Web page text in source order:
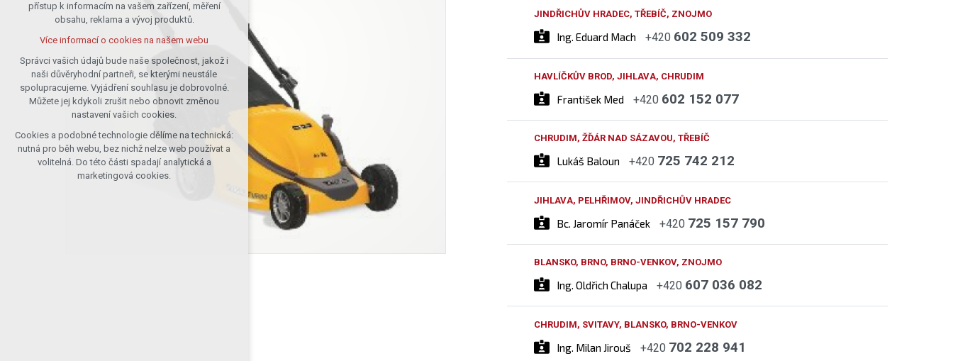
Ing. Eduard Mach
JINDŘICHŮV HRADEC, TŘEBÍČ, ZNOJMO
+420 602 509 332
František Med
HAVLÍČKŮV BROD, JIHLAVA, CHRUDIM
+420 602 152 077
Lukáš Baloun
CHRUDIM, ŽĎÁR NAD SÁZAVOU, TŘEBÍČ
+420 725 742 212
Bc. Jaromír Panáček
JIHLAVA, PELHŘIMOV, JINDŘICHŮV HRADEC
+420 725 157 790
Ing. Oldřich Chalupa
BLANSKO, BRNO, BRNO-VENKOV, ZNOJMO
+420 607 036 082
Ing. Milan Jirouš
CHRUDIM, SVITAVY, BLANSKO, BRNO-VENKOV
+420 702 228 941
případná přihlášení, volby jazyka, apod.
Volitelná cookies
analytická pro anonymizované
vyhodnocení návštěvnosti
marketingová cookies (Google)
Více informací o cookies na našem webu
Přijmout všechny cookies
Odmítnout vše
přístup k informacím na vašem zařízení, měření
obsahu, reklama a vývoj produktů.
Více informací o cookies na našem webu
Správci vašich údajů bude naše společnost, jakož i
naši důvěryhodní partneři, se kterými neustále
spolupracujeme. Vyjádření souhlasu je dobrovolné.
Můžete jej kdykoli zrušit nebo obnovit změnou
nastavení vašich cookies.
Cookies a podobné technologie dělíme na technická:
nutná pro běh webu, bez nichž nelze web používat a
volitelná. Do této části spadají analytická a
marketingová cookies.